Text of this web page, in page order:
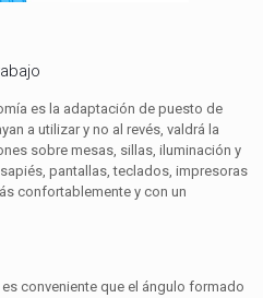
es la adaptación de puesto de
a utilizar y no al revés, valdrá la
sobre mesas, sillas, iluminación y
pantallas, teclados, impresoras
confortablemente y con un
es conveniente que el ángulo formado